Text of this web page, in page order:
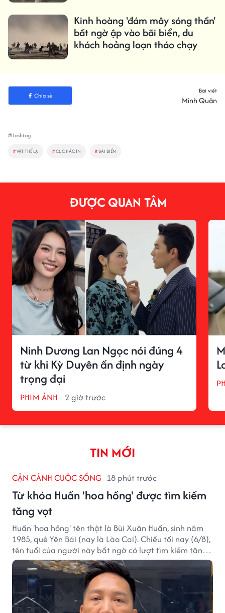
Kinh hoàng 'đám mây sóng thần'
bất ngờ ập vào bãi biển, du
khách hoảng loạn tháo chạy
Chia sẻ
Bài viết
Minh Quân
#Hashtag
#VẬT THỂ LẠ #CỤC HẮC ÍN # BÃI BIỂN
ĐƯỢC QUAN TÂM
Ninh Dương Lan Ngọc nói đúng 4
từ khi Kỳ Duyên ấn định ngày
trọng đại
PHIM ẢNH 2 giờ trước
TIN MỚI
CẬN CẢNH CUỘC SỐNG 18 phút trước
Từ khóa Huấn 'hoa hồng' được tìm kiếm
tăng vọt
Huấn 'hoa hồng' tên thật là Bùi Xuân Huấn, sinh năm
1985, quê Yên Bái (nay là Lào Cai). Chiều tối nay (6/8),
tên tuổi của người này bất ngờ có lượt tìm kiếm tăng
vọt.